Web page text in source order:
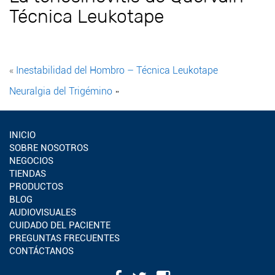
Técnica Leukotape
« Inestabilidad del Hombro – Técnica Leukotape
Neuralgia del Trigémino »
INICIO
SOBRE NOSOTROS
NEGOCIOS
TIENDAS
PRODUCTOS
BLOG
AUDIOVISUALES
CUIDADO DEL PACIENTE
PREGUNTAS FRECUENTES
CONTÁCTANOS